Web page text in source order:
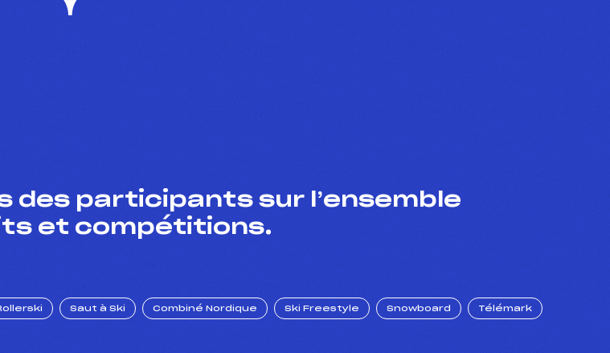
des participants sur l’ensemble
et compétitions.
Saut à Ski Combiné Nordique Ski Freestyle Snowboard Télémark